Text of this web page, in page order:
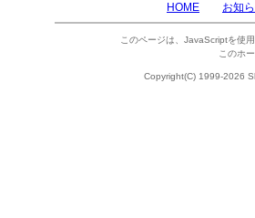
HOME お知
このページは、JavaScriptを使
このホ
Copyright(C) 1999-2026